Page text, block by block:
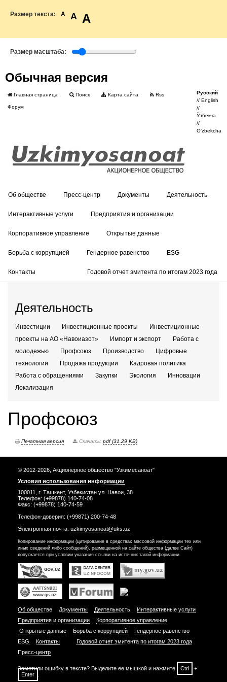
Размер текста: A A A
Размер масштаба:
Обычная версия
Главная страница Поиск Карта сайта Rss
Форум
Русский
//English
//
Ўзбекча
//
O'zbekcha
Об обществе Пресс-центр Документы Деятельность
Интерактивные услуги Предприятия и организации
Корпоративное управление Открытые данные
Борьба с коррупцией Гендерное равенство ESG
Контакты Годовой отчет эмитента по итогам 2023 года
Деятельность
Инвестиции Инвестиционные проекты
Инвестиционные
проекты на АО «Навоиазот»
Импорт и экспорт
Работа с
молодежью
Профсоюз Производство
Цифровые
технологии
Продажа продукции
Кадровая политика
Работа с обращениями
Закупки Экология
Инновации
Локализация
Профсоюз
Печатная версия Скачать: pdf (31.29 KB)
© 2012-2026, Акционерное общество "Узкимёсаноат"
Условия использования информации
100011, г. Ташкент, Узбекистан ул. Навои, 38
Телефон: (+99878) 140-74-08
Факс: (+99878) 140-74-59
Телефон-доверия: (+99871) 200-74-48
Электронная почта: uzkimyosanoat@uks.uz
Копирование информации (цитирование в средствах массовой информации тех или
иных сведений либо сообщений), размещенной на сайте общества (далее Сайт)
допускается при условии указания ссылки на источник такой информации.
Об обществе Документы Деятельность
Интерактивные услуги
Предприятия и организации
Корпоративное управление
Открытые данные
Борьба с коррупцией
Гендерное равенство
ESG
Контакты
Годовой отчет эмитента по итогам 2023 года
Пресс-центр
Заметили ошибку в тексте? Выделите ее мышкой и нажмите Ctrl
+
Enter